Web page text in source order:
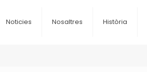
Noticies Nosaltres Història